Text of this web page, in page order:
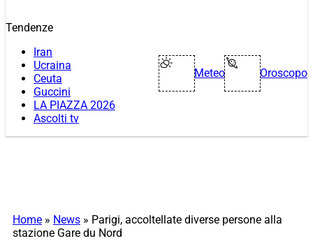
Tendenze
Iran
Ucraina
Ceuta
Guccini
LA PIAZZA 2026
Ascolti tv
Meteo Oroscopo
Home » News » Parigi, accoltellate diverse persone alla
stazione Gare du Nord